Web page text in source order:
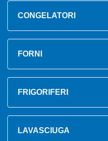
CONGELATORI
FORNI
FRIGORIFERI
LAVASCIUGA